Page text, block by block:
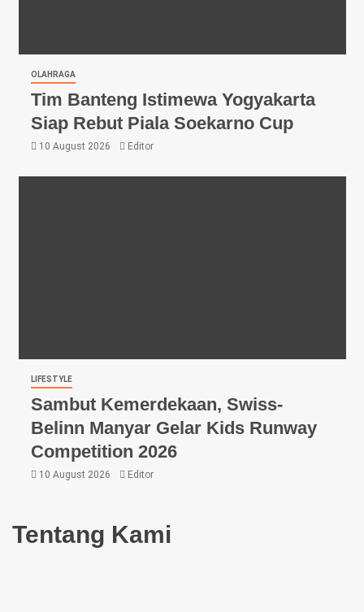
OLAHRAGA
Tim Banteng Istimewa Yogyakarta
Siap Rebut Piala Soekarno Cup
10 August 2026 Editor
LIFESTYLE
Sambut Kemerdekaan, Swiss-
Belinn Manyar Gelar Kids Runway
Competition 2026
10 August 2026 Editor
Tentang Kami